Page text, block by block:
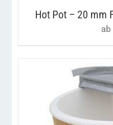
Hot Pot – 20 mm
ab